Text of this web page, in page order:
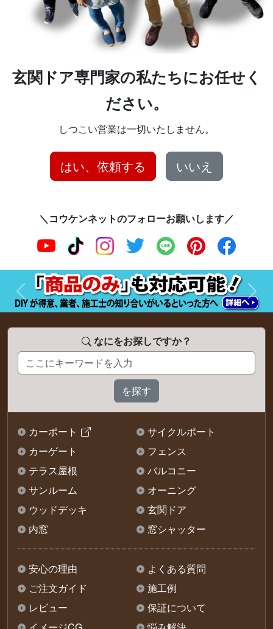
玄関ドア専門家の私たちにお任せく
ださい。
しつこい営業は一切いたしません。
はい、依頼する いいえ
＼コウケンネットのフォローお願いします／
前へ 次へ
なにをお探しですか？
カーポート
サイクルポート
カーゲート
フェンス
テラス屋根
バルコニー
サンルーム
オーニング
ウッドデッキ
玄関ドア
内窓
窓シャッター
安心の理由
よくある質問
ご注文ガイド
施工例
レビュー
保証について